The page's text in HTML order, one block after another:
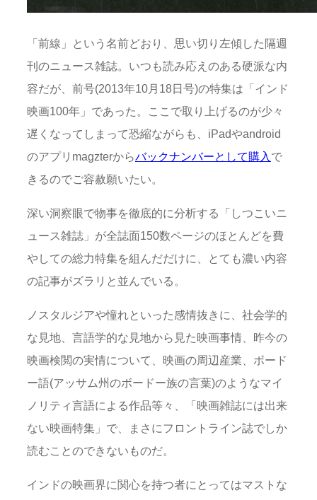
「前線」という名前どおり、思い切り左傾した隔週
刊のニュース雑誌。いつも読み応えのある硬派な内
容だが、前号(2013年10月18日号)の特集は「インド
映画100年」であった。ここで取り上げるのが少々
遅くなってしまって恐縮ながらも、iPadやandroid
のアプリmagzterからバックナンバーとして購入 で
きるのでご容赦願いたい。
深い洞察眼で物事を徹底的に分析する「しつこいニ
ュース雑誌」が全誌面150数ページのほとんどを費
やしての総力特集を組んだだけに、とても濃い内容
の記事がズラリと並んでいる。
ノスタルジアや憧れといった感情抜きに、社会学的
な見地、言語学的な見地から見た映画事情、昨今の
映画検閲の実情について、映画の周辺産業、ボード
ー語(アッサム州のボードー族の言葉)のようなマイ
ノリティ言語による作品等々、「映画雑誌には出来
ない映画特集」で、まさにフロントライン誌でしか
読むことのできないものだ。
インドの映画界に関心を持つ者にとってはマストな